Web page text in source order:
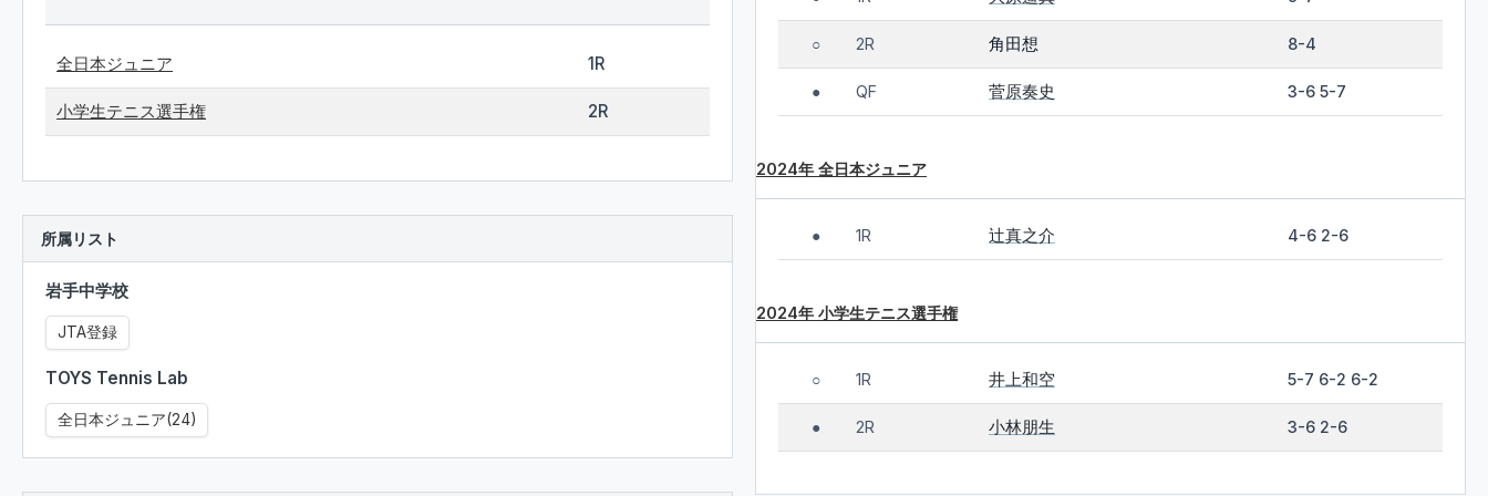
全日本ジュニア 1R
小学生テニス選手権 2R
所属リスト
岩手中学校
JTA登録
TOYS Tennis Lab
全日本ジュニア(24)
○ 2R 角田想 8-4
● QF 菅原奏史 3-6 5-7
2024年 全日本ジュニア
● 1R 辻真之介 4-6 2-6
2024年 小学生テニス選手権
○ 1R 井上和空 5-7 6-2 6-2
● 2R 小林朋生 3-6 2-6